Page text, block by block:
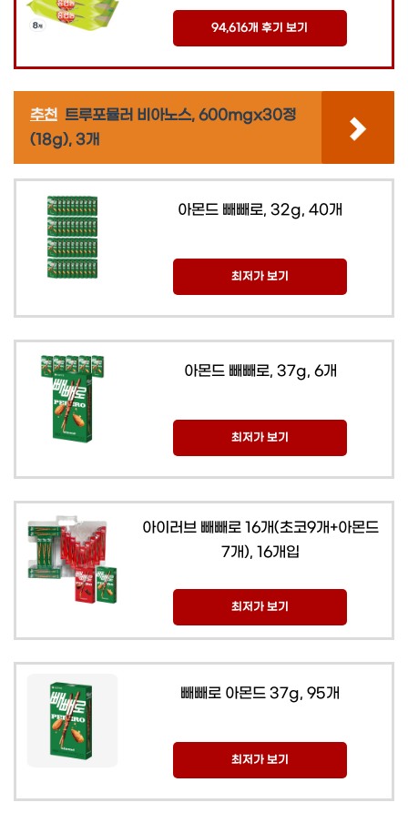
94,616개 후기 보기
추천 트루포뮬러 비아노스, 600mgx30정
(18g), 3개
아몬드 빼빼로, 32g, 40개
최저가 보기
아몬드 빼빼로, 37g, 6개
최저가 보기
아이러브 빼빼로 16개(초코9개+아몬드
7개), 16개입
최저가 보기
빼빼로 아몬드 37g, 95개
최저가 보기